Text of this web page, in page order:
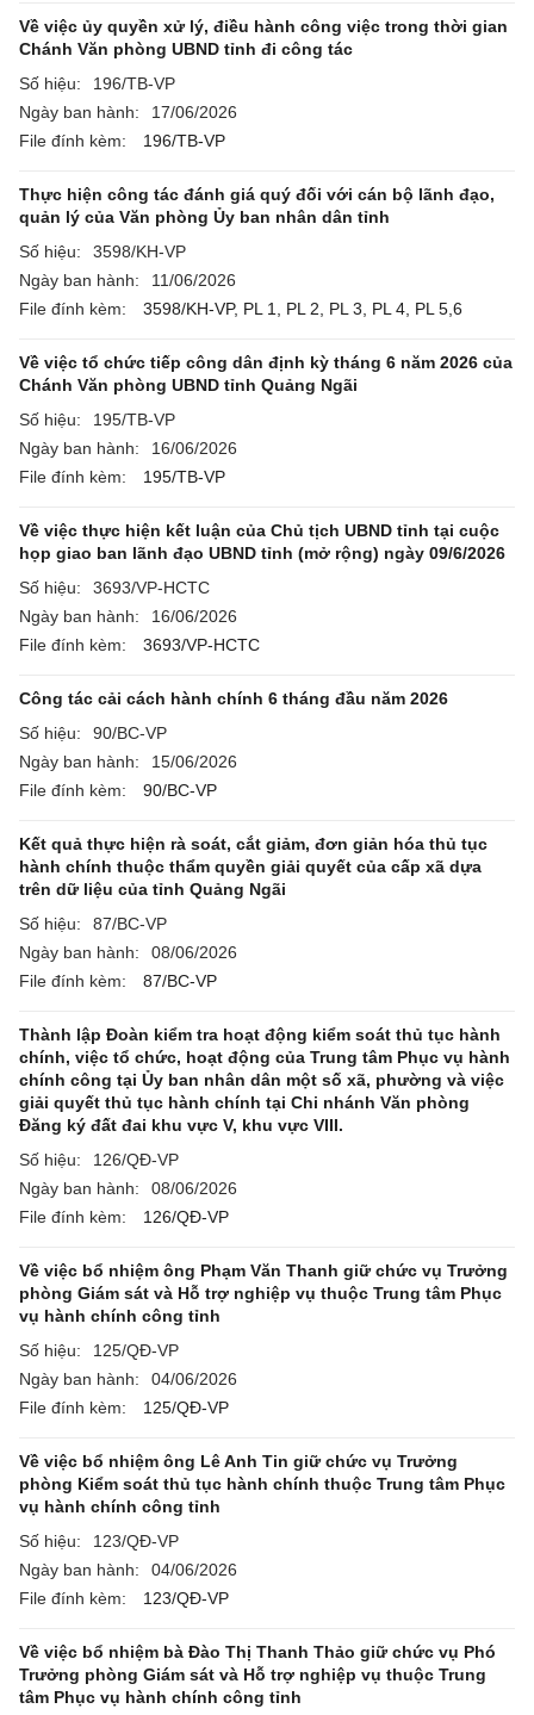
Về việc ủy quyền xử lý, điều hành công việc trong thời gian
Chánh Văn phòng UBND tỉnh đi công tác
Số hiệu:
196/TB-VP
Ngày ban hành:
17/06/2026
File đính kèm:
196/TB-VP
Thực hiện công tác đánh giá quý đối với cán bộ lãnh đạo,
quản lý của Văn phòng Ủy ban nhân dân tỉnh
Số hiệu:
3598/KH-VP
Ngày ban hành:
11/06/2026
File đính kèm:
3598/KH-VP, PL 1, PL 2, PL 3, PL 4, PL 5,6
Về việc tổ chức tiếp công dân định kỳ tháng 6 năm 2026 của
Chánh Văn phòng UBND tỉnh Quảng Ngãi
Số hiệu:
195/TB-VP
Ngày ban hành:
16/06/2026
File đính kèm:
195/TB-VP
Về việc thực hiện kết luận của Chủ tịch UBND tỉnh tại cuộc
họp giao ban lãnh đạo UBND tỉnh (mở rộng) ngày 09/6/2026
Số hiệu:
3693/VP-HCTC
Ngày ban hành:
16/06/2026
File đính kèm:
3693/VP-HCTC
Công tác cải cách hành chính 6 tháng đầu năm 2026
Số hiệu:
90/BC-VP
Ngày ban hành:
15/06/2026
File đính kèm:
90/BC-VP
Kết quả thực hiện rà soát, cắt giảm, đơn giản hóa thủ tục
hành chính thuộc thẩm quyền giải quyết của cấp xã dựa
trên dữ liệu của tỉnh Quảng Ngãi
Số hiệu:
87/BC-VP
Ngày ban hành:
08/06/2026
File đính kèm:
87/BC-VP
Thành lập Đoàn kiểm tra hoạt động kiểm soát thủ tục hành
chính, việc tổ chức, hoạt động của Trung tâm Phục vụ hành
chính công tại Ủy ban nhân dân một số xã, phường và việc
giải quyết thủ tục hành chính tại Chi nhánh Văn phòng
Đăng ký đất đai khu vực V, khu vực VIII.
Số hiệu:
126/QĐ-VP
Ngày ban hành:
08/06/2026
File đính kèm:
126/QĐ-VP
Về việc bổ nhiệm ông Phạm Văn Thanh giữ chức vụ Trưởng
phòng Giám sát và Hỗ trợ nghiệp vụ thuộc Trung tâm Phục
vụ hành chính công tỉnh
Số hiệu:
125/QĐ-VP
Ngày ban hành:
04/06/2026
File đính kèm:
125/QĐ-VP
Về việc bổ nhiệm ông Lê Anh Tin giữ chức vụ Trưởng
phòng Kiểm soát thủ tục hành chính thuộc Trung tâm Phục
vụ hành chính công tỉnh
Số hiệu:
123/QĐ-VP
Ngày ban hành:
04/06/2026
File đính kèm:
123/QĐ-VP
Về việc bổ nhiệm bà Đào Thị Thanh Thảo giữ chức vụ Phó
Trưởng phòng Giám sát và Hỗ trợ nghiệp vụ thuộc Trung
tâm Phục vụ hành chính công tỉnh